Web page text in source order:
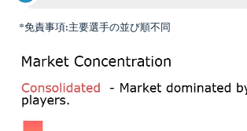
*免責事項:主要選手の並び順不同